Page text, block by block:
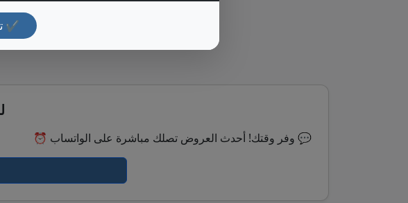
✔
⏰ وفر وقتك! أحدث العروض تصلك مباشرة على الواتساب 💬